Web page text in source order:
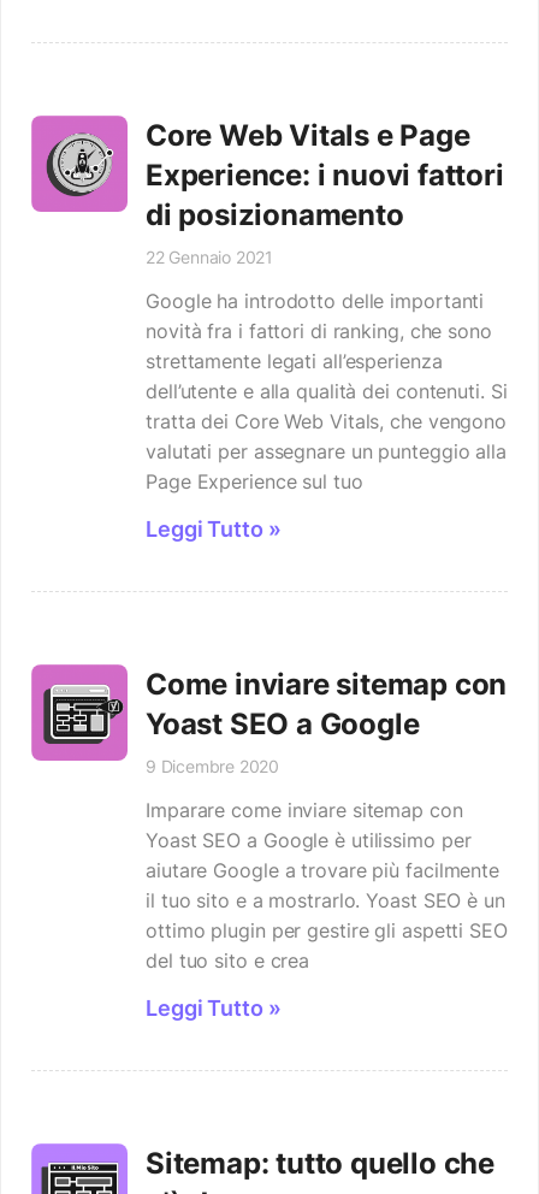
Core Web Vitals e Page
Experience: i nuovi fattori
di posizionamento
22 Gennaio 2021
Google ha introdotto delle importanti
novità fra i fattori di ranking, che sono
strettamente legati all’esperienza
dell’utente e alla qualità dei contenuti. Si
tratta dei Core Web Vitals, che vengono
valutati per assegnare un punteggio alla
Page Experience sul tuo
Leggi Tutto »
Come inviare sitemap con
Yoast SEO a Google
9 Dicembre 2020
Imparare come inviare sitemap con
Yoast SEO a Google è utilissimo per
aiutare Google a trovare più facilmente
il tuo sito e a mostrarlo. Yoast SEO è un
ottimo plugin per gestire gli aspetti SEO
del tuo sito e crea
Leggi Tutto »
Sitemap: tutto quello che